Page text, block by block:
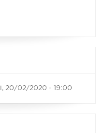
20/02/2020 - 19:00